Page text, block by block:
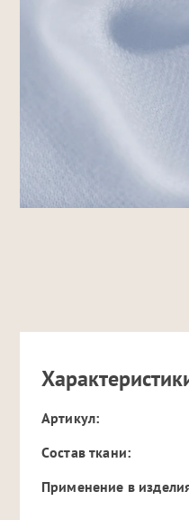
Артикул:
Cостав ткани:
Применение в